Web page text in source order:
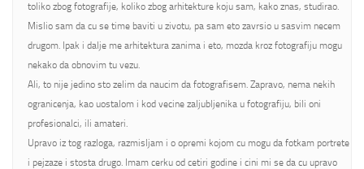
toliko zbog fotografije, koliko zbog arhitekture koju sam, kako znas, studirao.
Mislio sam da cu se time baviti u zivotu, pa sam eto zavrsio u sasvim necem
drugom. Ipak i dalje me arhitektura zanima i eto, mozda kroz fotografiju mogu
nekako da obnovim tu vezu.
Ali, to nije jedino sto zelim da naucim da fotografisem. Zapravo, nema nekih
ogranicenja, kao uostalom i kod vecine zaljubljenika u fotografiju, bili oni
profesionalci, ili amateri.
Upravo iz tog razloga, razmisljam i o opremi kojom cu mogu da fotkam portrete
i pejzaze i stosta drugo. Imam cerku od cetiri godine i cini mi se da cu upravo